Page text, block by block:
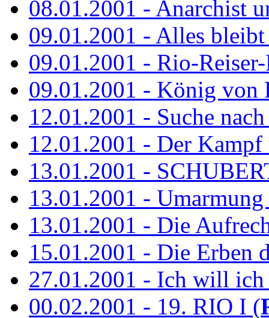
08.01.2001 - Anarchist
09.01.2001 - Alles
09.01.2001 - Rio-
09.01.2001 - König von
12.01.2001 - Suche
12.01.2001 - Der Kampf
13.01.2001 -
13.01.2001 -
13.01.2001 - Die
15.01.2001 - Die Erben
27.01.2001 - Ich will ich
00.02.2001 - 19. RIO I (